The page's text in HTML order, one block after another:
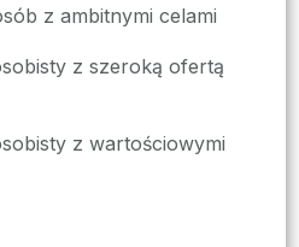
z ambitnymi celami
z szeroką ofertą
z wartościowymi